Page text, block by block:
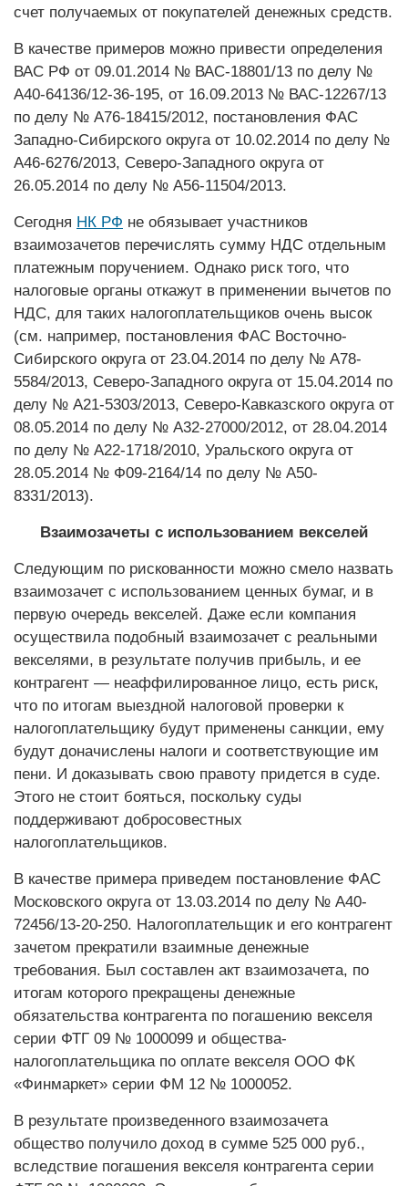
счет получаемых от покупателей денежных средств.
В качестве примеров можно привес­ти определения
ВАС РФ от 09.01.2014 № ВАС-18801/13 по делу №
А40-64136/12-36-195, от 16.09.2013 № ВАС-12267/13
по делу № А76-18415/2012, постановления ФАС
Западно-Сибирского округа от 10.02.2014 по делу №
А46-6276/2013, Северо-Западного округа от
26.05.2014 по делу № А56-11504/2013.
Сегодня НК РФ не обязывает участников
взаимозачетов перечислять сумму НДС отдельным
платежным поручением. Однако риск того, что
налоговые органы откажут в применении вычетов по
НДС, для таких налогоплательщиков очень высок
(см. например, постановления ФАС Восточно-
Сибирского округа от 23.04.2014 по делу № А78-
5584/2013, Северо-Западного округа от 15.04.2014 по
делу № А21-5303/2013, Северо-Кав­каз­ского округа от
08.05.2014 по делу № ­А32-27000/2012, от 28.04.2014
по делу № А22-1718/2010, Уральского округа от
28.05.2014 № Ф09-2164/14 по делу № ­А50-
8331/2013).
Взаимозачеты с использованием векселей
Следующим по рискованности можно смело назвать
взаимозачет с использованием ценных бумаг, и в
первую очередь векселей. Даже если компания
осуществила подобный взаимозачет с реальными
векселями, в результате получив прибыль, и ее
контрагент — неаффилированное лицо, есть риск,
что по итогам выездной налоговой проверки к
налогоплательщику будут применены санкции, ему
будут доначислены налоги и соответствующие им
пени. И доказывать свою правоту придется в суде.
Этого не стоит бояться, поскольку суды
поддерживают добросовестных
налогоплательщиков.
В качестве примера приведем постановление ФАС
Московского округа от 13.03.2014 по делу № А40-
72456/13-20-250. Налогоплательщик и его контрагент
зачетом прекратили взаимные денежные
требования. Был составлен акт взаимозачета, по
итогам которого прекращены денежные
обязательства контрагента по погашению векселя
серии ФТГ 09 № 1000099 и общества-
налогоплательщика по оплате векселя ООО ФК
«Финмаркет» серии ФМ 12 № 1000052.
В результате произведенного взаимозачета
общество получило доход в сумме 525 000 руб.,
вследствие погашения векселя контрагента серии